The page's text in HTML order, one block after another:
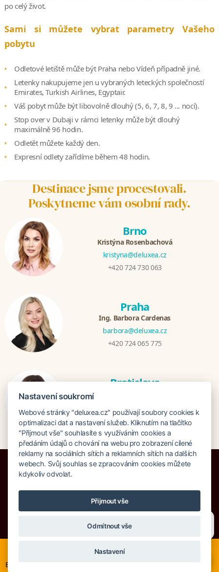
po celý život.
Sami si můžete vybrat parametry Vašeho
pobytu
Odletové letiště může být Praha nebo Vídeň případně jiné.
Letenky nakupujeme jen u vybraných leteckých společností
Emirates, Turkish Airlines, Egyptair.
Váš pobyt může být libovolně dlouhý (5, 6, 7, 8, 9 ... nocí).
Stop over v Dubaji v rámci letenky může být dlouhý
maximálně 96 hodin.
Odletět můžete každý den.
Expresní odlety zařídíme během 48 hodin.
Destinace jsme procestovali.
Poskytneme vám osobní rady.
Brno
Kristýna Rosenbachová
kristyna@deluxea.cz
+420 724 730 063
Praha
Ing. Barbora Cardenas
barbora@deluxea.cz
+420 724 065 775
Bratislava
+421 948 548 908
Pojištění proti úpadku 125 000 000 Kč
neřešíte na poslední chvíli. Smartwings i Austrian lety po
Evropě neruší. Mnohé hotely v Evropě stále nabízí akční ceny,
Nastavení soukromí
Webové stránky "deluxea.cz" používají soubory cookies k
optimalizaci dat a nastavení služeb. Kliknutím na tlačítko
"Přijmout vše" souhlasíte s využíváním cookies a
předáním údajů o chování na webu pro zobrazení cílené
reklamy na sociálních sítích a reklamních sítích na dalších
webech. Svůj souhlas se zpracováním cookies můžete
kdykoliv odvolat.
Přijmout vše
Odmítnout vše
Nastavení
Chettyho.